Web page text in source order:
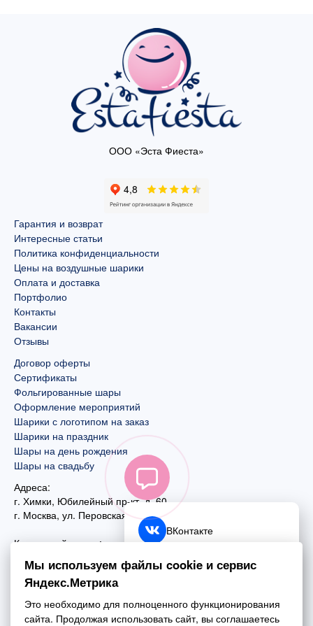
ООО «Эста Фиеста»
Гарантия и возврат
Интересные статьи
Политика конфиденциальности
Цены на воздушные шарики
Оплата и доставка
Портфолио
Контакты
Вакансии
Отзывы
Договор оферты
Сертификаты
Фольгированные шары
Оформление мероприятий
Шарики с логотипом на заказ
Шарики на праздник
Шары на день рождения
Шары на свадьбу
Адреса:
г. Химки, Юбилейный пр-кт, д. 60
г. Москва, ул. Перовская, д. 59
Контактный номер:
+7 (495) 970-44-75
Почта:
mail@esta-fiesta.ru
ВКонтакте
Telegram
Обратный звонок
Мы используем файлы cookie и сервис
Яндекс.Метрика
Это необходимо для полноценного функционирования
сайта. Продолжая использовать сайт, вы соглашаетесь